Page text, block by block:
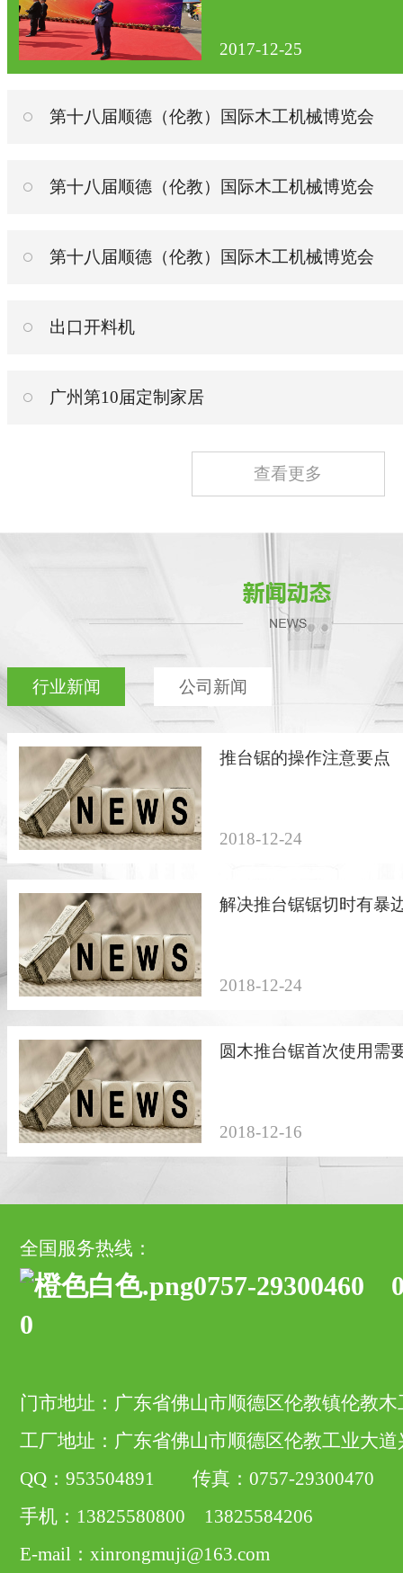
2017-12-25
第十八届顺德（伦教）国际木工机械博览会
第十八届顺德（伦教）国际木工机械博览会
第十八届顺德（伦教）国际木工机械博览会
出口开料机
广州第10届定制家居
查看更多
行业新闻 公司新闻
推台锯的操作注意要点
2018-12-24
解决推台锯锯切时有暴
2018-12-24
圆木推台锯首次使用需
2018-12-16
全国服务热线：
0757-29300460
0
门市地址：广东省佛山市顺德区伦教镇伦教
工厂地址：广东省佛山市顺德区伦教工业大
QQ：953504891 传真：0757-29300470
手机：13825580800 13825584206
E-mail：xinrongmuji@163.com